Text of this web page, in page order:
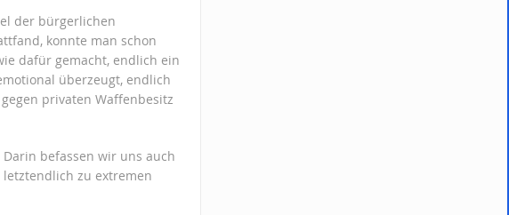
der bürgerlichen
konnte man schon
dafür gemacht, endlich ein
überzeugt, endlich
privaten Waffenbesitz
befassen wir uns auch
letztendlich zu extremen